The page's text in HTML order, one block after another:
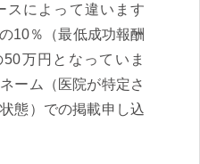
スによって違います
10％（最低成功報酬
万円となっていま
ーム（医院が特定さ
態）での掲載申し込